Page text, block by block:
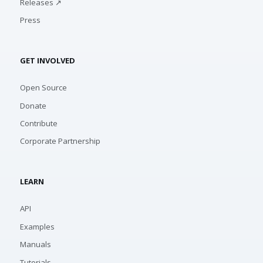
Releases ↗
Press
GET INVOLVED
Open Source
Donate
Contribute
Corporate Partnership
LEARN
API
Examples
Manuals